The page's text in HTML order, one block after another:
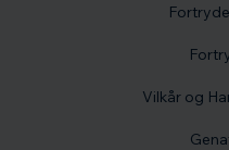
Vilkår og